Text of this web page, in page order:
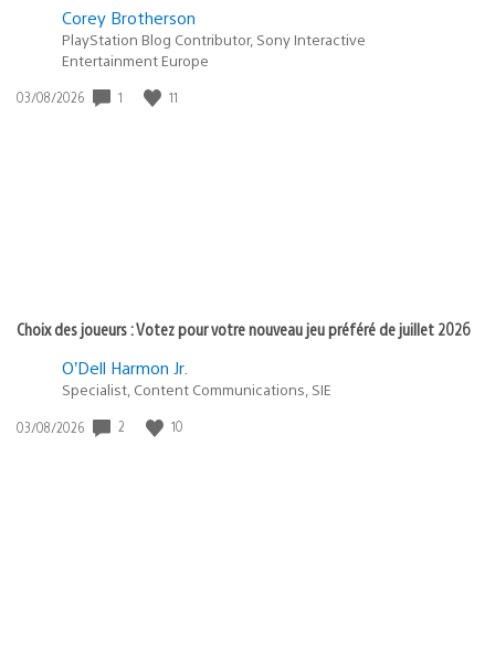
Corey Brotherson
PlayStation Blog Contributor, Sony Interactive
Entertainment Europe
Date
03/08/2026 1 11
Choix des joueurs : Votez pour votre nouveau jeu préféré de juillet 2026
O’Dell Harmon Jr.
Specialist, Content Communications, SIE
Date
03/08/2026 2 10